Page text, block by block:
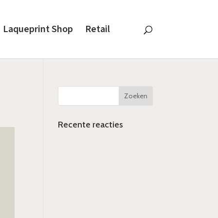
Laqueprint Shop Retail
Recente reacties